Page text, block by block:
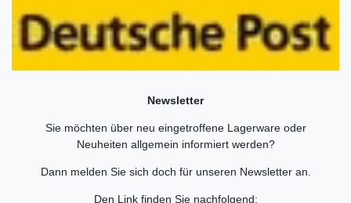
Newsletter
Sie möchten über neu eingetroffene Lagerware oder
Neuheiten allgemein informiert werden?
Dann melden Sie sich doch für unseren Newsletter an.
Den Link finden Sie nachfolgend: